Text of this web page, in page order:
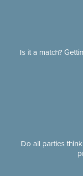
Is it a match?
Do all parties